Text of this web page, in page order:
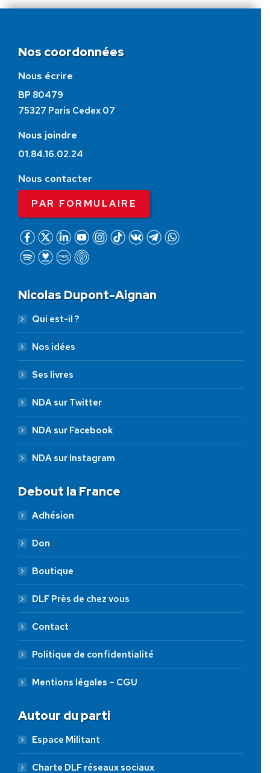
Nos coordonnées
Nous écrire
BP 80479
75327 Paris Cedex 07
Nous joindre
01.84.16.02.24
Nous contacter
PAR FORMULAIRE
Nicolas Dupont-Aignan
Qui est-il ?
Nos idées
Ses livres
NDA sur Twitter
NDA sur Facebook
NDA sur Instagram
Debout la France
Adhésion
Don
Boutique
DLF Près de chez vous
Contact
Politique de confidentialité
Mentions légales – CGU
Autour du parti
Espace Militant
Charte DLF réseaux sociaux